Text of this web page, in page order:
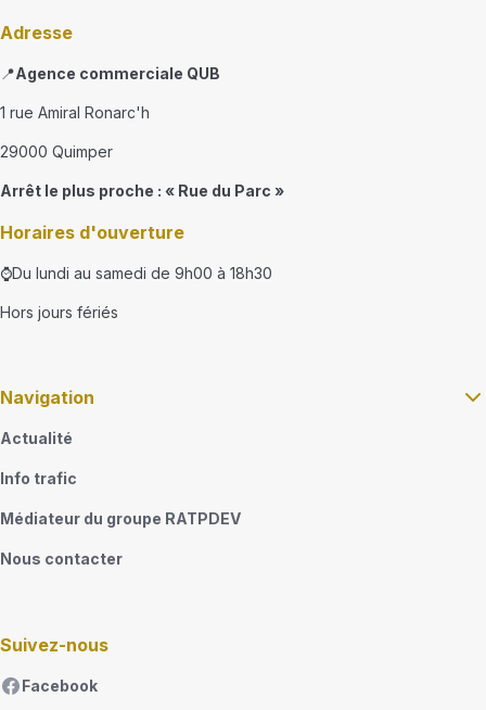
Adresse
📍Agence commerciale QUB
1 rue Amiral Ronarc'h
29000 Quimper
Arrêt le plus proche : « Rue du Parc »
Horaires d'ouverture
⌚Du lundi au samedi de 9h00 à 18h30
Hors jours fériés
Navigation
Actualité
Info trafic
Médiateur du groupe RATPDEV
Nous contacter
Suivez-nous
Facebook